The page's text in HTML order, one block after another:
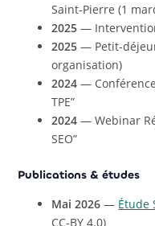
Saint-Pierre (1
2025 —
2025 — Petit-
organisation)
2024 —
TPE”
2024 — Webinar
SEO”
Publications & études
Mai 2026 — Étude
CC-BY 4.0)